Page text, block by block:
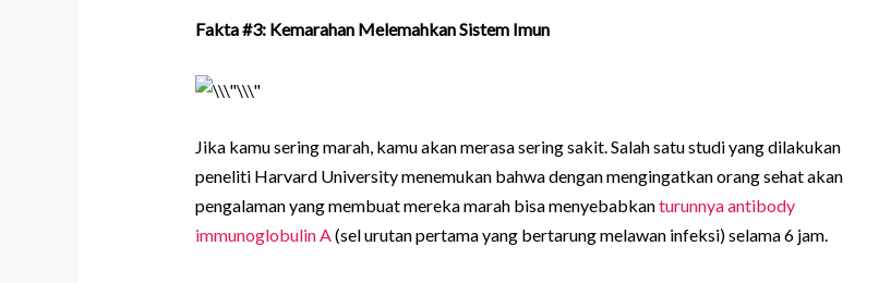
Fakta #3: Kemarahan Melemahkan Sistem Imun
Jika kamu sering marah, kamu akan merasa sering sakit. Salah satu studi yang dilakukan
peneliti Harvard University menemukan bahwa dengan mengingatkan orang sehat akan
pengalaman yang membuat mereka marah bisa menyebabkanturunnya antibody
immunoglobulin A(sel urutan pertama yang bertarung melawan infeksi) selama 6 jam.